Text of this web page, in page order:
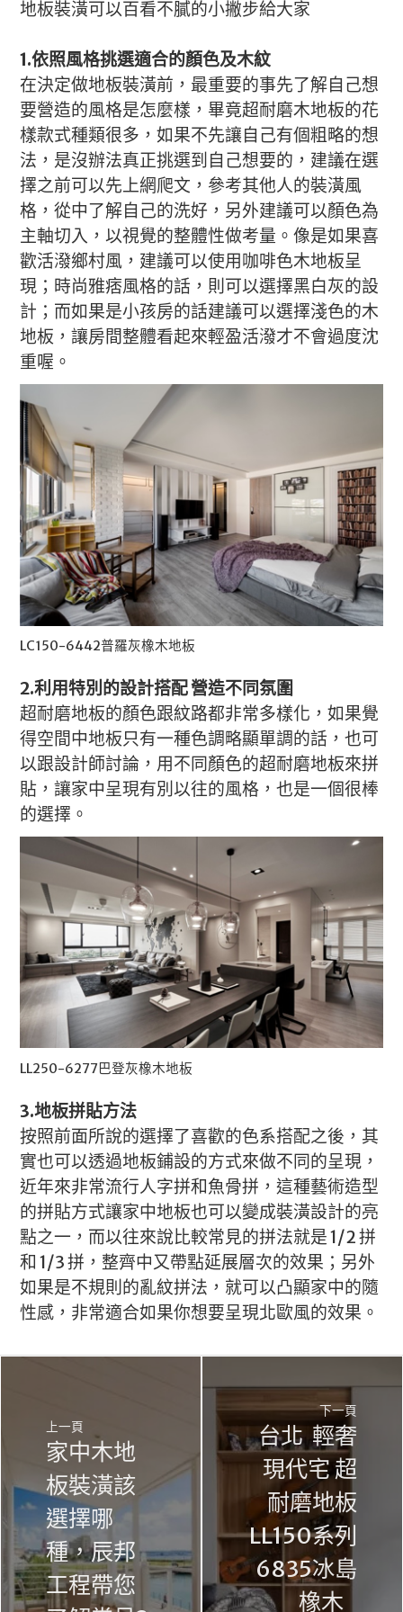
地板裝潢可以百看不膩的小撇步給大家
1.依照風格挑選適合的顏色及木紋
在決定做地板裝潢前，最重要的事先了解自己想
要營造的風格是怎麼樣，畢竟超耐磨木地板的花
樣款式種類很多，如果不先讓自己有個粗略的想
法，是沒辦法真正挑選到自己想要的，建議在選
擇之前可以先上網爬文，參考其他人的裝潢風
格，從中了解自己的洗好，另外建議可以顏色為
主軸切入，以視覺的整體性做考量。像是如果喜
歡活潑鄉村風，建議可以使用咖啡色木地板呈
現；時尚雅痞風格的話，則可以選擇黑白灰的設
計；而如果是小孩房的話建議可以選擇淺色的木
地板，讓房間整體看起來輕盈活潑才不會過度沈
重喔。
LC150-6442普羅灰橡木地板
2.利用特別的設計搭配 營造不同氛圍
超耐磨地板的顏色跟紋路都非常多樣化，如果覺
得空間中地板只有一種色調略顯單調的話，也可
以跟設計師討論，用不同顏色的超耐磨地板來拼
貼，讓家中呈現有別以往的風格，也是一個很棒
的選擇。
LL250-6277巴登灰橡木地板
3.地板拼貼方法
按照前面所說的選擇了喜歡的色系搭配之後，其
實也可以透過地板鋪設的方式來做不同的呈現，
近年來非常流行人字拼和魚骨拼，這種藝術造型
的拼貼方式讓家中地板也可以變成裝潢設計的亮
點之一，而以往來說比較常見的拼法就是 1/2 拼
和 1/3 拼，整齊中又帶點延展層次的效果；另外
如果是不規則的亂紋拼法，就可以凸顯家中的隨
性感，非常適合如果你想要呈現北歐風的效果。
上一頁
家中木地
板裝潢該
選擇哪
種，辰邦
工程帶您
下一頁
台北 輕奢
現代宅 超
耐磨地板
LL150系列
6835冰島
橡木